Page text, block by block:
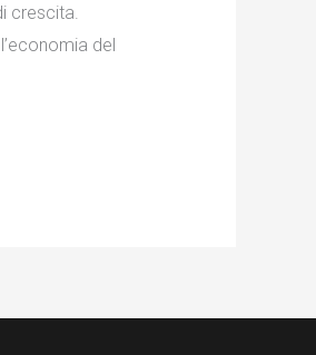
crescita.
del